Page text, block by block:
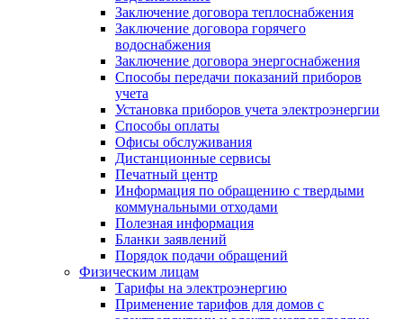
Заключение договора теплоснабжения
Заключение договора горячего
водоснабжения
Заключение договора энергоснабжения
Способы передачи показаний приборов
учета
Установка приборов учета электроэнергии
Способы оплаты
Офисы обслуживания
Дистанционные сервисы
Печатный центр
Информация по обращению с твердыми
коммунальными отходами
Полезная информация
Бланки заявлений
Порядок подачи обращений
Физическим лицам
Тарифы на электроэнергию
Применение тарифов для домов с